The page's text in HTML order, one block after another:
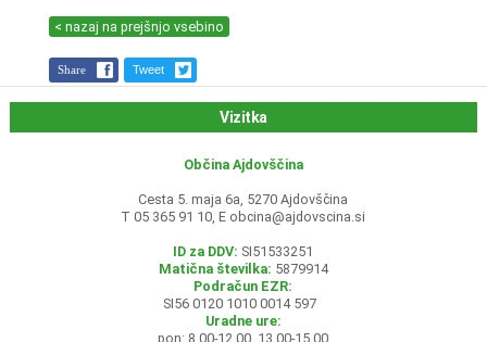
< nazaj na prejšnjo vsebino
Share Tweet
Vizitka
Občina Ajdovščina
Cesta 5. maja 6a, 5270 Ajdovščina
T 05 365 91 10, E obcina@ajdovscina.si
ID za DDV: SI51533251
Matična številka: 5879914
Podračun EZR:
SI56 0120 1010 0014 597
Uradne ure:
pon: 8.00-12.00, 13.00-15.00